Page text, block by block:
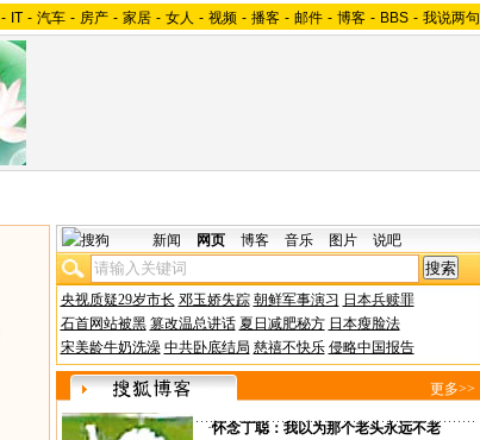
- IT - 汽车 - 房产 - 家居 - 女人 - 视频 - 播客 - 邮件 - 博客 - BBS - 我说两句
新闻 网页 博客 音乐 图片 说吧
央视质疑29岁市长 邓玉娇失踪 朝鲜军事演习 日本兵赎罪
石首网站被黑 篡改温总讲话 夏日减肥秘方 日本瘦脸法
宋美龄牛奶洗澡 中共卧底结局 慈禧不快乐 侵略中国报告
更多>>
·怀念丁聪：我以为那个老头永远不老